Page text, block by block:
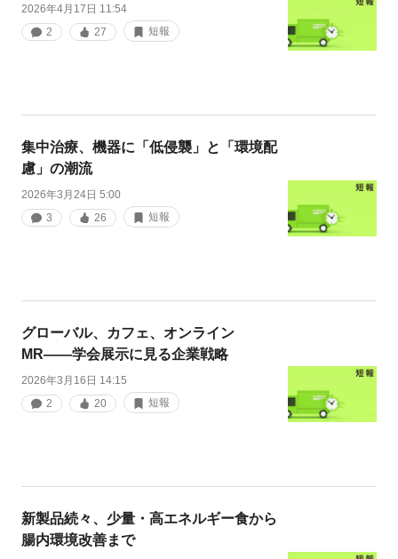
2026年4月17日 11:54
2
27 短報
集中治療、機器に「低侵襲」と「環境配
慮」の潮流
2026年3月24日 5:00
3
26 短報
グローバル、カフェ、オンライン
MR――学会展示に見る企業戦略
2026年3月16日 14:15
2
20 短報
新製品続々、少量・高エネルギー食から
腸内環境改善まで